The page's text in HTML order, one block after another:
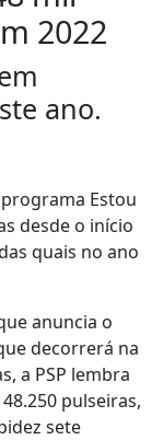
2022
ano.
Estou
desde o início
quais no ano
anuncia o
decorrerá na
a PSP lembra
pulseiras,
sete